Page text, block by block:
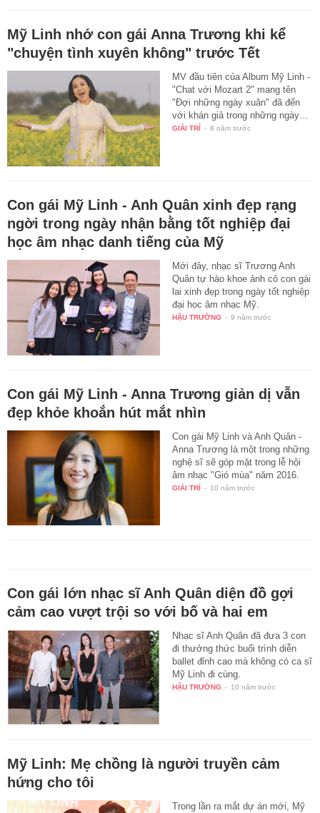
Mỹ Linh nhớ con gái Anna Trương khi kể
"chuyện tình xuyên không" trước Tết
MV đầu tiên của Album Mỹ Linh -
"Chat với Mozart 2" mang tên
"Đợi những ngày xuân" đã đến
với khán giả trong những ngày…
GIẢI TRÍ - 8 năm trước
Con gái Mỹ Linh - Anh Quân xinh đẹp rạng
ngời trong ngày nhận bằng tốt nghiệp đại
học âm nhạc danh tiếng của Mỹ
Mới đây, nhạc sĩ Trương Anh
Quân tự hào khoe ảnh cô con gái
lai xinh đẹp trong ngày tốt nghiệp
đại học âm nhạc Mỹ.
HẬU TRƯỜNG - 9 năm trước
Con gái Mỹ Linh - Anna Trương giản dị vẫn
đẹp khỏe khoắn hút mắt nhìn
Con gái Mỹ Linh và Anh Quân -
Anna Trương là một trong những
nghệ sĩ sẽ góp mặt trong lễ hội
âm nhạc "Gió mùa" năm 2016.
GIẢI TRÍ - 10 năm trước
Con gái lớn nhạc sĩ Anh Quân diện đồ gợi
cảm cao vượt trội so với bố và hai em
Nhạc sĩ Anh Quân đã đưa 3 con
đi thưởng thức buổi trình diễn
ballet đỉnh cao mà không có ca sĩ
Mỹ Linh đi cùng.
HẬU TRƯỜNG - 10 năm trước
Mỹ Linh: Mẹ chồng là người truyền cảm
hứng cho tôi
Trong lần ra mắt dự án mới, Mỹ